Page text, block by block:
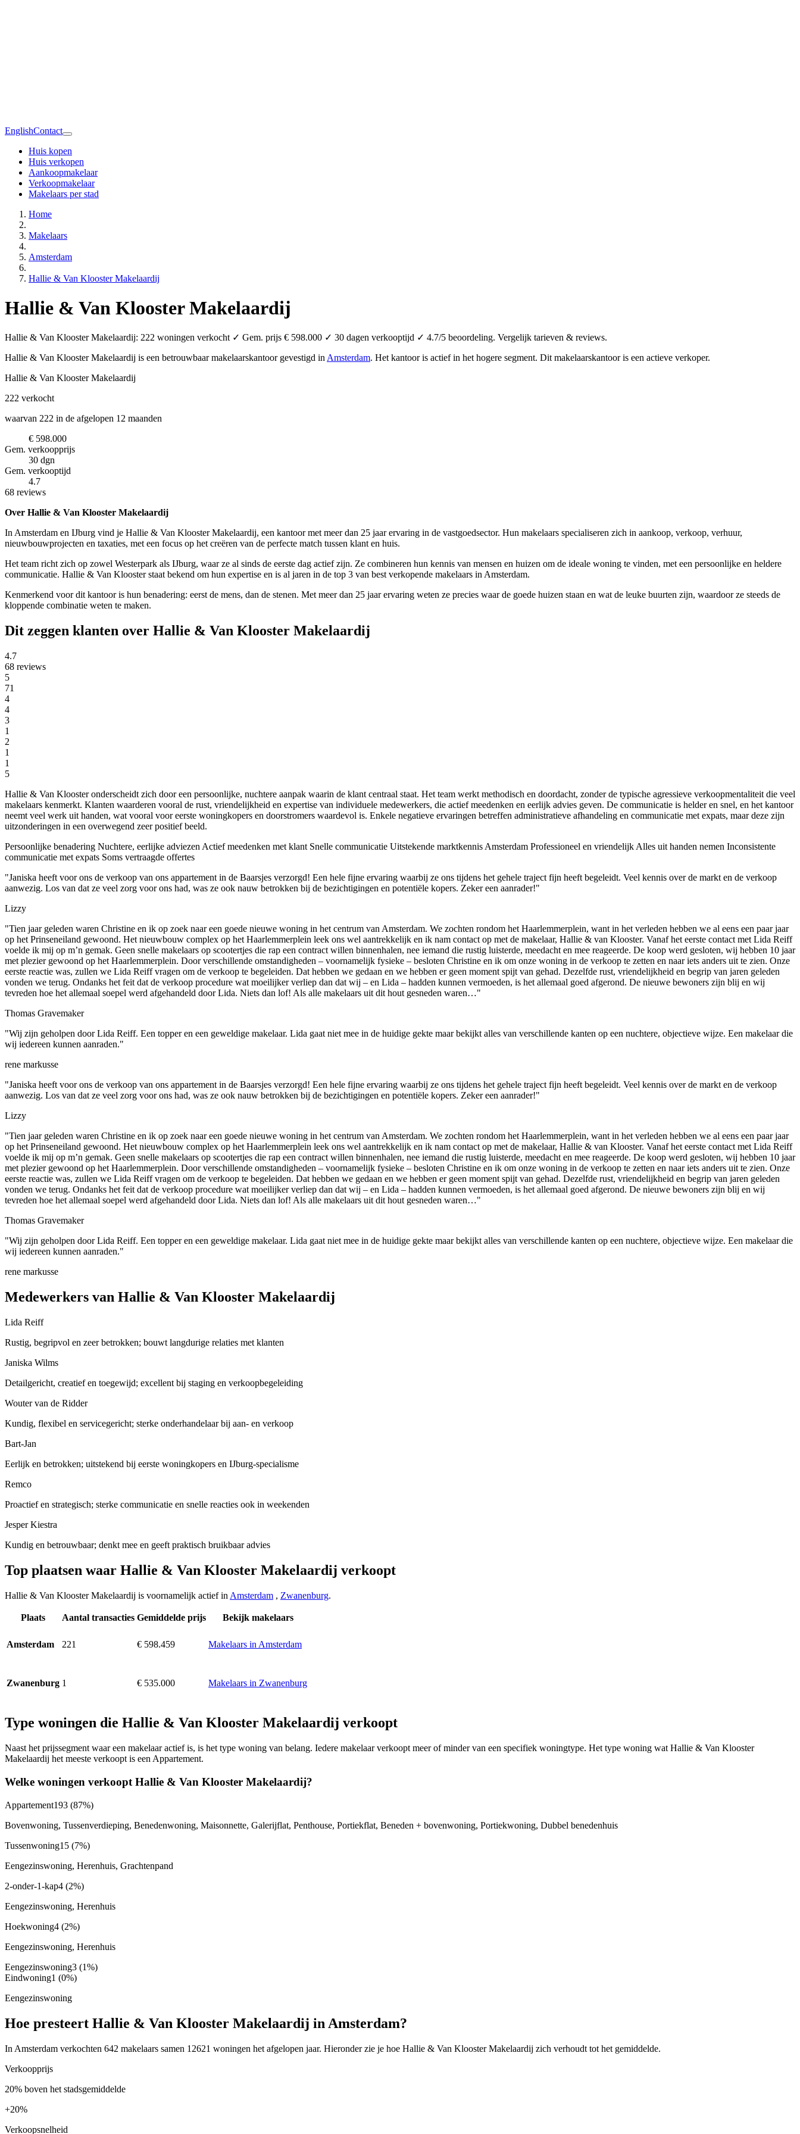
EnglishContact
Huis kopen
Huis verkopen
Aankoopmakelaar
Verkoopmakelaar
Makelaars per stad
Home
Makelaars
Amsterdam
Hallie & Van Klooster Makelaardij
Hallie & Van Klooster Makelaardij
Hallie & Van Klooster Makelaardij: 222 woningen verkocht ✓ Gem. prijs € 598.000 ✓ 30 dagen verkooptijd ✓ 4.7/5 beoordeling. Vergelijk tarieven & reviews.
Hallie & Van Klooster Makelaardij is een betrouwbaar makelaarskantoor gevestigd in Amsterdam. Het kantoor is actief in het hogere segment. Dit makelaarskantoor is een actieve verkoper.
Hallie & Van Klooster Makelaardij
222 verkocht
waarvan 222 in de afgelopen 12 maanden
€ 598.000
Gem. verkoopprijs
30 dgn
Gem. verkooptijd
4.7
68 reviews
Over Hallie & Van Klooster Makelaardij
In Amsterdam en IJburg vind je Hallie & Van Klooster Makelaardij, een kantoor met meer dan 25 jaar ervaring in de vastgoedsector. Hun makelaars specialiseren zich in aankoop, verkoop, verhuur,
nieuwbouwprojecten en taxaties, met een focus op het creëren van de perfecte match tussen klant en huis.
Het team richt zich op zowel Westerpark als IJburg, waar ze al sinds de eerste dag actief zijn. Ze combineren hun kennis van mensen en huizen om de ideale woning te vinden, met een persoonlijke en heldere
communicatie. Hallie & Van Klooster staat bekend om hun expertise en is al jaren in de top 3 van best verkopende makelaars in Amsterdam.
Kenmerkend voor dit kantoor is hun benadering: eerst de mens, dan de stenen. Met meer dan 25 jaar ervaring weten ze precies waar de goede huizen staan en wat de leuke buurten zijn, waardoor ze steeds de
kloppende combinatie weten te maken.
Dit zeggen klanten over Hallie & Van Klooster Makelaardij
4.7
68 reviews
5
71
4
4
3
1
2
1
1
5
Hallie & Van Klooster onderscheidt zich door een persoonlijke, nuchtere aanpak waarin de klant centraal staat. Het team werkt methodisch en doordacht, zonder de typische agressieve verkoopmentaliteit die veel
makelaars kenmerkt. Klanten waarderen vooral de rust, vriendelijkheid en expertise van individuele medewerkers, die actief meedenken en eerlijk advies geven. De communicatie is helder en snel, en het kantoor
neemt veel werk uit handen, wat vooral voor eerste woningkopers en doorstromers waardevol is. Enkele negatieve ervaringen betreffen administratieve afhandeling en communicatie met expats, maar deze zijn
uitzonderingen in een overwegend zeer positief beeld.
Persoonlijke benadering Nuchtere, eerlijke adviezen Actief meedenken met klant Snelle communicatie Uitstekende marktkennis Amsterdam Professioneel en vriendelijk Alles uit handen nemen Inconsistente
communicatie met expats Soms vertraagde offertes
"Janiska heeft voor ons de verkoop van ons appartement in de Baarsjes verzorgd! Een hele fijne ervaring waarbij ze ons tijdens het gehele traject fijn heeft begeleidt. Veel kennis over de markt en de verkoop
aanwezig. Los van dat ze veel zorg voor ons had, was ze ook nauw betrokken bij de bezichtigingen en potentiële kopers. Zeker een aanrader!"
Lizzy
"Tien jaar geleden waren Christine en ik op zoek naar een goede nieuwe woning in het centrum van Amsterdam. We zochten rondom het Haarlemmerplein, want in het verleden hebben we al eens een paar jaar
op het Prinseneiland gewoond. Het nieuwbouw complex op het Haarlemmerplein leek ons wel aantrekkelijk en ik nam contact op met de makelaar, Hallie & van Klooster. Vanaf het eerste contact met Lida Reiff
voelde ik mij op m’n gemak. Geen snelle makelaars op scootertjes die rap een contract willen binnenhalen, nee iemand die rustig luisterde, meedacht en mee reageerde. De koop werd gesloten, wij hebben 10 jaar
met plezier gewoond op het Haarlemmerplein. Door verschillende omstandigheden – voornamelijk fysieke – besloten Christine en ik om onze woning in de verkoop te zetten en naar iets anders uit te zien. Onze
eerste reactie was, zullen we Lida Reiff vragen om de verkoop te begeleiden. Dat hebben we gedaan en we hebben er geen moment spijt van gehad. Dezelfde rust, vriendelijkheid en begrip van jaren geleden
vonden we terug. Ondanks het feit dat de verkoop procedure wat moeilijker verliep dan dat wij – en Lida – hadden kunnen vermoeden, is het allemaal goed afgerond. De nieuwe bewoners zijn blij en wij
tevreden hoe het allemaal soepel werd afgehandeld door Lida. Niets dan lof! Als alle makelaars uit dit hout gesneden waren…"
Thomas Gravemaker
"Wij zijn geholpen door Lida Reiff. Een topper en een geweldige makelaar. Lida gaat niet mee in de huidige gekte maar bekijkt alles van verschillende kanten op een nuchtere, objectieve wijze. Een makelaar die
wij iedereen kunnen aanraden."
rene markusse
"Janiska heeft voor ons de verkoop van ons appartement in de Baarsjes verzorgd! Een hele fijne ervaring waarbij ze ons tijdens het gehele traject fijn heeft begeleidt. Veel kennis over de markt en de verkoop
aanwezig. Los van dat ze veel zorg voor ons had, was ze ook nauw betrokken bij de bezichtigingen en potentiële kopers. Zeker een aanrader!"
Lizzy
"Tien jaar geleden waren Christine en ik op zoek naar een goede nieuwe woning in het centrum van Amsterdam. We zochten rondom het Haarlemmerplein, want in het verleden hebben we al eens een paar jaar
op het Prinseneiland gewoond. Het nieuwbouw complex op het Haarlemmerplein leek ons wel aantrekkelijk en ik nam contact op met de makelaar, Hallie & van Klooster. Vanaf het eerste contact met Lida Reiff
voelde ik mij op m’n gemak. Geen snelle makelaars op scootertjes die rap een contract willen binnenhalen, nee iemand die rustig luisterde, meedacht en mee reageerde. De koop werd gesloten, wij hebben 10 jaar
met plezier gewoond op het Haarlemmerplein. Door verschillende omstandigheden – voornamelijk fysieke – besloten Christine en ik om onze woning in de verkoop te zetten en naar iets anders uit te zien. Onze
eerste reactie was, zullen we Lida Reiff vragen om de verkoop te begeleiden. Dat hebben we gedaan en we hebben er geen moment spijt van gehad. Dezelfde rust, vriendelijkheid en begrip van jaren geleden
vonden we terug. Ondanks het feit dat de verkoop procedure wat moeilijker verliep dan dat wij – en Lida – hadden kunnen vermoeden, is het allemaal goed afgerond. De nieuwe bewoners zijn blij en wij
tevreden hoe het allemaal soepel werd afgehandeld door Lida. Niets dan lof! Als alle makelaars uit dit hout gesneden waren…"
Thomas Gravemaker
"Wij zijn geholpen door Lida Reiff. Een topper en een geweldige makelaar. Lida gaat niet mee in de huidige gekte maar bekijkt alles van verschillende kanten op een nuchtere, objectieve wijze. Een makelaar die
wij iedereen kunnen aanraden."
rene markusse
Medewerkers van Hallie & Van Klooster Makelaardij
Lida Reiff
Rustig, begripvol en zeer betrokken; bouwt langdurige relaties met klanten
Janiska Wilms
Detailgericht, creatief en toegewijd; excellent bij staging en verkoopbegeleiding
Wouter van de Ridder
Kundig, flexibel en servicegericht; sterke onderhandelaar bij aan- en verkoop
Bart-Jan
Eerlijk en betrokken; uitstekend bij eerste woningkopers en IJburg-specialisme
Remco
Proactief en strategisch; sterke communicatie en snelle reacties ook in weekenden
Jesper Kiestra
Kundig en betrouwbaar; denkt mee en geeft praktisch bruikbaar advies
Top plaatsen waar Hallie & Van Klooster Makelaardij verkoopt
Hallie & Van Klooster Makelaardij is voornamelijk actief in Amsterdam , Zwanenburg.
Plaats Aantal transacties Gemiddelde prijs Bekijk makelaars
Amsterdam 221 € 598.459 Makelaars in Amsterdam
Zwanenburg 1 € 535.000 Makelaars in Zwanenburg
Type woningen die Hallie & Van Klooster Makelaardij verkoopt
Naast het prijssegment waar een makelaar actief is, is het type woning van belang. Iedere makelaar verkoopt meer of minder van een specifiek woningtype. Het type woning wat Hallie & Van Klooster
Makelaardij het meeste verkoopt is een Appartement.
Welke woningen verkoopt Hallie & Van Klooster Makelaardij?
Appartement193 (87%)
Bovenwoning, Tussenverdieping, Benedenwoning, Maisonnette, Galerijflat, Penthouse, Portiekflat, Beneden + bovenwoning, Portiekwoning, Dubbel benedenhuis
Tussenwoning15 (7%)
Eengezinswoning, Herenhuis, Grachtenpand
2-onder-1-kap4 (2%)
Eengezinswoning, Herenhuis
Hoekwoning4 (2%)
Eengezinswoning, Herenhuis
Eengezinswoning3 (1%)
Eindwoning1 (0%)
Eengezinswoning
Hoe presteert Hallie & Van Klooster Makelaardij in Amsterdam?
In Amsterdam verkochten 642 makelaars samen 12621 woningen het afgelopen jaar. Hieronder zie je hoe Hallie & Van Klooster Makelaardij zich verhoudt tot het gemiddelde.
Verkoopprijs
20% boven het stadsgemiddelde
+20%
Verkoopsnelheid